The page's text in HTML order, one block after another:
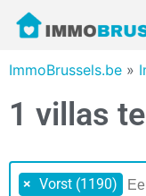
ImmoBrussels.be »
1 villas
× Vorst (1190)